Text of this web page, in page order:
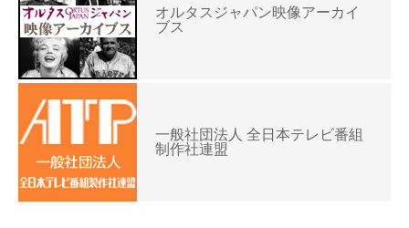
オルタスジャパン映像アーカイ
ブス
一般社団法人 全日本テレビ番組
制作社連盟